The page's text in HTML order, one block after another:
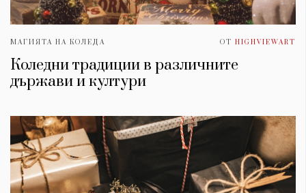
МАГИЯТА НА КОЛЕДА ОТ HIGHVIEWART
Коледни традиции в различните
държави и култури